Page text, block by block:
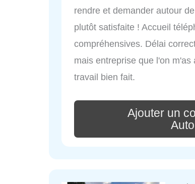
rendre et demander autour
plutôt satisfaite ! Accueil
compréhensives. Délai
mais entreprise que l'on
travail bien fait.
Ajouter un